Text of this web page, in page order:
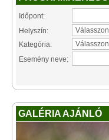
Időpont:
Helyszín:
Kategória:
Esemény neve:
GALÉRIA AJÁNLÓ